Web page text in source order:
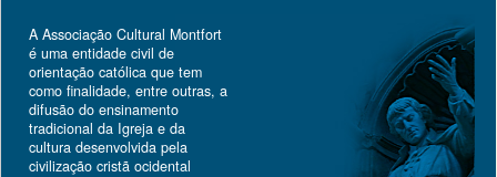
A Associação Cultural Montfort
é uma entidade civil de
orientação católica que tem
como finalidade, entre outras, a
difusão do ensinamento
tradicional da Igreja e da
cultura desenvolvida pela
civilização cristã ocidental